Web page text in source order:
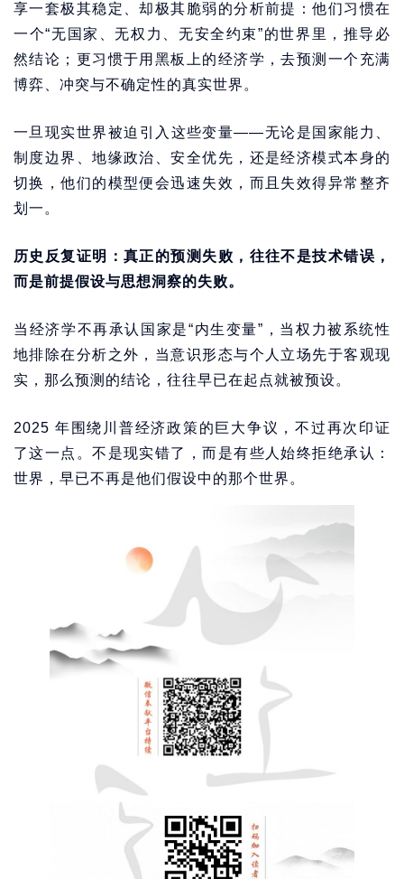
享一套极其稳定、却极其脆弱的分析前提：他们习惯在
一个“无国家、无权力、无安全约束”的世界里，推导必
然结论；更习惯于用黑板上的经济学，去预测一个充满
博弈、冲突与不确定性的真实世界。
一旦现实世界被迫引入这些变量——无论是国家能力、
制度边界、地缘政治、安全优先，还是经济模式本身的
切换，他们的模型便会迅速失效，而且失效得异常整齐
划一。
历史反复证明：真正的预测失败，往往不是技术错误，
而是前提假设与思想洞察的失败。
当经济学不再承认国家是“内生变量”，当权力被系统性
地排除在分析之外，当意识形态与个人立场先于客观现
实，那么预测的结论，往往早已在起点就被预设。
2025 年围绕川普经济政策的巨大争议，不过再次印证
了这一点。不是现实错了，而是有些人始终拒绝承认：
世界，早已不再是他们假设中的那个世界。